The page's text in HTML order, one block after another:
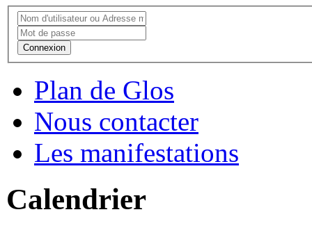
Connexion
Plan de Glos
Nous contacter
Les manifestations
Calendrier